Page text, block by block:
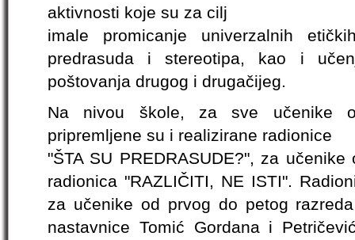
aktivnosti koje su za cilj
imale promicanje univerzalnih
predrasuda i stereotipa, kao i
poštovanja drugog i drugačijeg.
Na nivou škole, za sve učenike
pripremljene su i realizirane radionice
"ŠTA SU PREDRASUDE?", za
radionica "RAZLIČITI, NE ISTI".
za učenike od prvog do petog
nastavnice Tomić Gordana i